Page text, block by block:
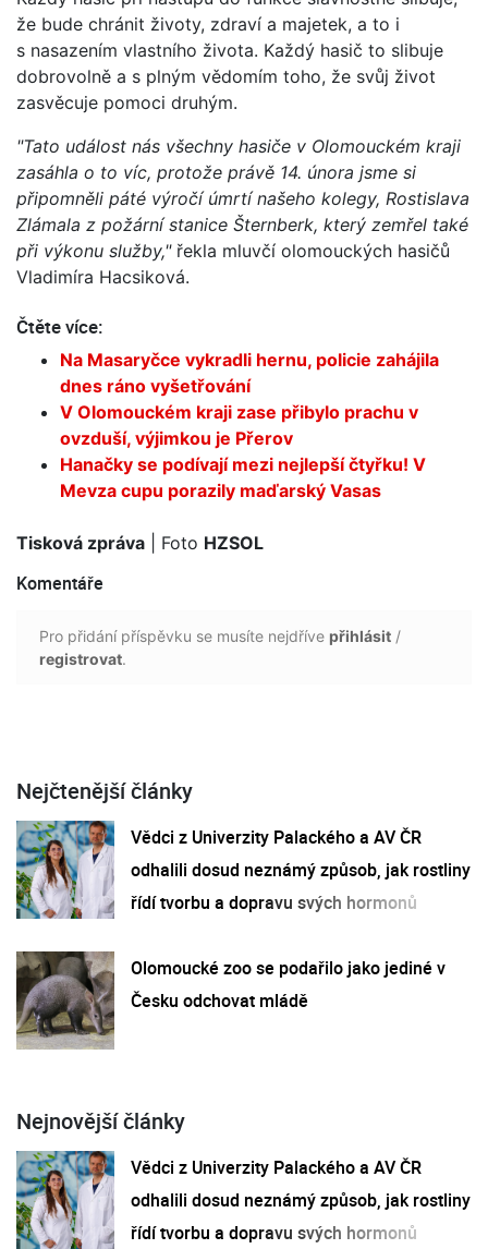
že bude chránit životy, zdraví a majetek, a to i
s nasazením vlastního života. Každý hasič to slibuje
dobrovolně a s plným vědomím toho, že svůj život
zasvěcuje pomoci druhým.
"Tato událost nás všechny hasiče v Olomouckém kraji
zasáhla o to víc, protože právě 14. února jsme si
připomněli páté výročí úmrtí našeho kolegy, Rostislava
Zlámala z požární stanice Šternberk, který zemřel také
při výkonu služby,"řekla mluvčí olomouckých hasičů
Vladimíra Hacsiková.
Čtěte více:
Na Masaryčce vykradli hernu, policie zahájila
dnes ráno vyšetřování
V Olomouckém kraji zase přibylo prachu v
ovzduší, výjimkou je Přerov
Hanačky se podívají mezi nejlepší čtyřku! V
Mevza cupu porazily maďarský Vasas
Tisková zpráva | Foto HZSOL
Komentáře
Pro přidání příspěvku se musíte nejdříve přihlásit /
registrovat.
Nejčtenější články
Vědci z Univerzity Palackého a AV ČR
odhalili dosud neznámý způsob, jak rostliny
řídí tvorbu a dopravu svých hormonů
Olomoucké zoo se podařilo jako jediné v
Česku odchovat mládě
Nejnovější články
Vědci z Univerzity Palackého a AV ČR
odhalili dosud neznámý způsob, jak rostliny
řídí tvorbu a dopravu svých hormonů